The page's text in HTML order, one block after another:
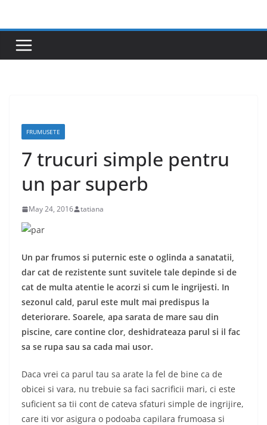
content
FRUMUSETE
7 trucuri simple pentru
un par superb
May 24, 2016 tatiana
Un par frumos si puternic este o oglinda a sanatatii,
dar cat de rezistente sunt suvitele tale depinde si de
cat de multa atentie le acorzi si cum le ingrijesti. In
sezonul cald, parul este mult mai predispus la
deteriorare. Soarele, apa sarata de mare sau din
piscine, care contine clor, deshidrateaza parul si il fac
sa se rupa sau sa cada mai usor.
Daca vrei ca parul tau sa arate la fel de bine ca de
obicei si vara, nu trebuie sa faci sacrificii mari, ci este
suficient sa tii cont de cateva sfaturi simple de ingrijire,
care iti vor asigura o podoaba capilara frumoasa si